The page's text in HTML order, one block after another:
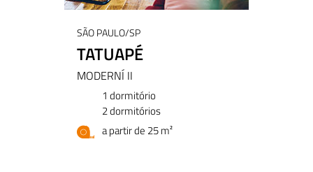
SÃO PAULO/SP
TATUAPÉ
MODERNÍ II
1 dormitório
2 dormitórios
a partir de 25 m²